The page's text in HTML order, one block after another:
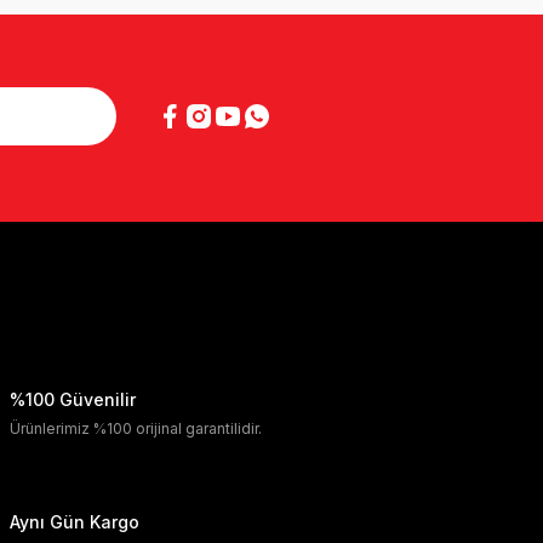
%100 Güvenilir
Ürünlerimiz %100 orijinal garantilidir.
Aynı Gün Kargo